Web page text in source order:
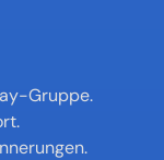
Gruppe.